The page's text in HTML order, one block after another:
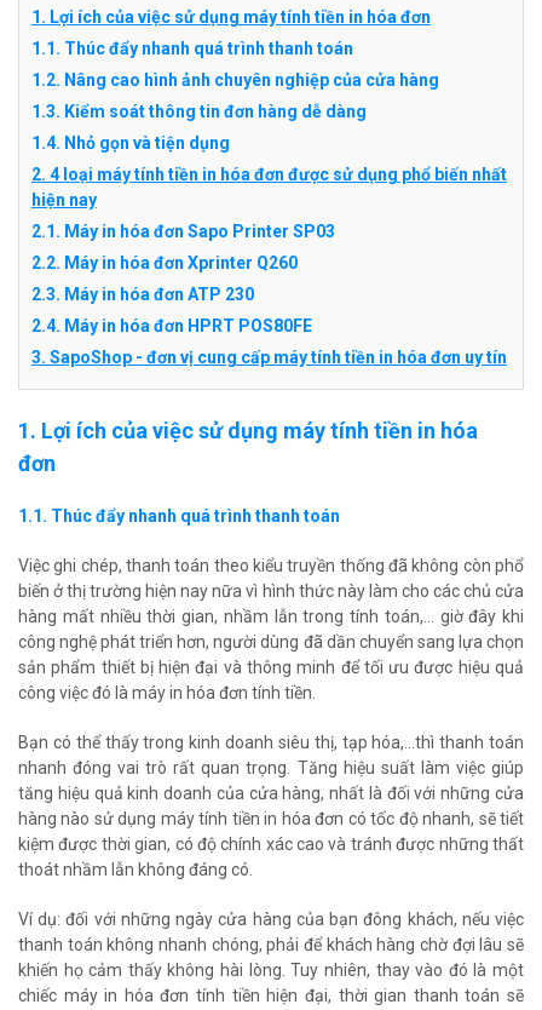
1. Lợi ích của việc sử dụng máy tính tiền in hóa đơn
1.1. Thúc đẩy nhanh quá trình thanh toán
1.2. Nâng cao hình ảnh chuyên nghiệp của cửa hàng
1.3. Kiểm soát thông tin đơn hàng dễ dàng
1.4. Nhỏ gọn và tiện dụng
2. 4 loại máy tính tiền in hóa đơn được sử dụng phổ biến nhất
hiện nay
2.1. Máy in hóa đơn Sapo Printer SP03
2.2. Máy in hóa đơn Xprinter Q260
2.3. Máy in hóa đơn ATP 230
2.4. Máy in hóa đơn HPRT POS80FE
3. SapoShop - đơn vị cung cấp máy tính tiền in hóa đơn uy tín
1. Lợi ích của việc sử dụng máy tính tiền in hóa
đơn
1.1. Thúc đẩy nhanh quá trình thanh toán
Việc ghi chép, thanh toán theo kiểu truyền thống đã không còn phổ
biến ở thị trường hiện nay nữa vì hình thức này làm cho các chủ cửa
hàng mất nhiều thời gian, nhầm lẫn trong tính toán,... giờ đây khi
công nghệ phát triển hơn, người dùng đã dần chuyển sang lựa chọn
sản phẩm thiết bị hiện đại và thông minh để tối ưu được hiệu quả
công việc đó là máy in hóa đơn tính tiền.
Bạn có thể thấy trong kinh doanh siêu thị, tạp hóa,...thì thanh toán
nhanh đóng vai trò rất quan trọng. Tăng hiệu suất làm việc giúp
tăng hiệu quả kinh doanh của cửa hàng, nhất là đối với những cửa
hàng nào sử dụng máy tính tiền in hóa đơn có tốc độ nhanh, sẽ tiết
kiệm được thời gian, có độ chính xác cao và tránh được những thất
thoát nhầm lẫn không đáng có.
Ví dụ: đối với những ngày cửa hàng của bạn đông khách, nếu việc
thanh toán không nhanh chóng, phải để khách hàng chờ đợi lâu sẽ
khiến họ cảm thấy không hài lòng. Tuy nhiên, thay vào đó là một
chiếc máy in hóa đơn tính tiền hiện đại, thời gian thanh toán sẽ